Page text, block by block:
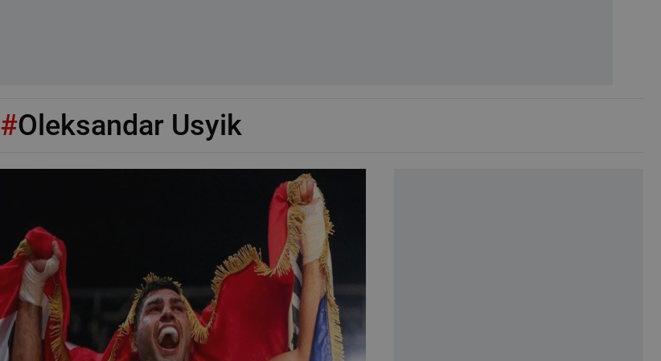
#Oleksandar Usyik